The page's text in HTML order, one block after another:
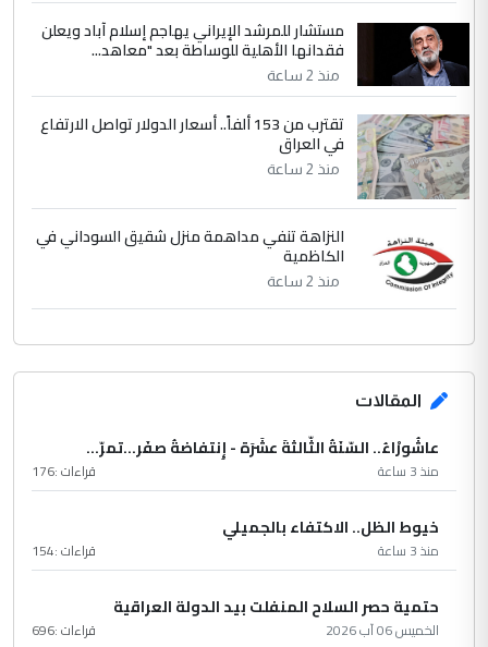
مستشار للمرشد الإيراني يهاجم إسلام آباد ويعلن
فقدانها الأهلية للوساطة بعد "معاهد...
منذ 2 ساعة
تقترب من 153 ألفاً.. أسعار الدولار تواصل الارتفاع
في العراق
منذ 2 ساعة
النزاهة تنفي مداهمة منزل شقيق السوداني في
الكاظمية
منذ 2 ساعة
المقالات
عاشُورْاءُ.. السّنَةُ الثّالثةَ عشَرَة - إِنتفاضةُ صفَر…تمرّ...
منذ 3 ساعة قراءات :176
خيوط الظل.. الاكتفاء بالجميلي
منذ 3 ساعة قراءات :154
حتمية حصر السلاح المنفلت بيد الدولة العراقية
الخميس 06 آب 2026 قراءات :696